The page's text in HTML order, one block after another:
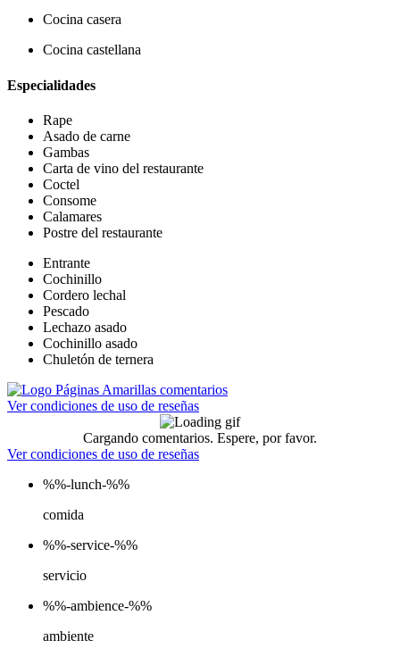
Cocina casera
Cocina castellana
Especialidades
Rape
Asado de carne
Gambas
Carta de vino del restaurante
Coctel
Consome
Calamares
Postre del restaurante
Entrante
Cochinillo
Cordero lechal
Pescado
Lechazo asado
Cochinillo asado
Chuletón de ternera
Ver condiciones de uso de reseñas
Cargando comentarios. Espere, por favor.
Ver condiciones de uso de reseñas
%%-lunch-%%
comida
%%-service-%%
servicio
%%-ambience-%%
ambiente